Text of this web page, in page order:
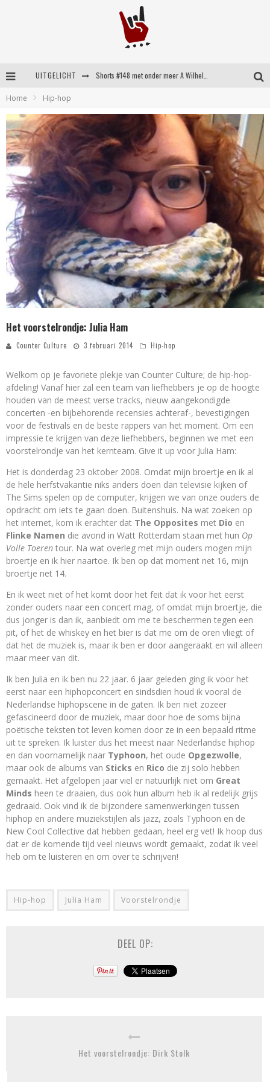
UITGELICHT
Shorts #149 met onder meer No Cure, Eva Under Fire, The Hu en Sleeping With Sirens
Home Hip-hop
Het voorstelrondje: Julia Ham
Counter Culture 3 februari 2014 Hip-hop
Welkom op je favoriete plekje van Counter Culture; de hip-hop-
afdeling! Vanaf hier zal een team van liefhebbers je op de hoogte
houden van de meest verse tracks, nieuw aangekondigde
concerten -en bijbehorende recensies achteraf-, bevestigingen
voor de festivals en de beste rappers van het moment. Om een
impressie te krijgen van deze liefhebbers, beginnen we met een
voorstelrondje van het kernteam. Give it up voor Julia Ham:
Het is donderdag 23 oktober 2008. Omdat mijn broertje en ik al
de hele herfstvakantie niks anders doen dan televisie kijken of
The Sims spelen op de computer, krijgen we van onze ouders de
opdracht om iets te gaan doen. Buitenshuis. Na wat zoeken op
het internet, kom ik erachter dat The Opposites met Dio en
Flinke Namen die avond in Watt Rotterdam staan met hun Op
Volle Toeren tour. Na wat overleg met mijn ouders mogen mijn
broertje en ik hier naartoe. Ik ben op dat moment net 16, mijn
broertje net 14.
En ik weet niet of het komt door het feit dat ik voor het eerst
zonder ouders naar een concert mag, of omdat mijn broertje, die
dus jonger is dan ik, aanbiedt om me te beschermen tegen een
pit, of het de whiskey en het bier is dat me om de oren vliegt of
dat het de muziek is, maar ik ben er door aangeraakt en wil alleen
maar meer van dit.
Ik ben Julia en ik ben nu 22 jaar. 6 jaar geleden ging ik voor het
eerst naar een hiphopconcert en sindsdien houd ik vooral de
Nederlandse hiphopscene in de gaten. Ik ben niet zozeer
gefascineerd door de muziek, maar door hoe de soms bijna
poëtische teksten tot leven komen door ze in een bepaald ritme
uit te spreken. Ik luister dus het meest naar Nederlandse hiphop
en dan voornamelijk naar Typhoon, het oude Opgezwolle,
maar ook de albums van Sticks en Rico die zij solo hebben
gemaakt. Het afgelopen jaar viel er natuurlijk niet om Great
Minds heen te draaien, dus ook hun album heb ik al redelijk grijs
gedraaid. Ook vind ik de bijzondere samenwerkingen tussen
hiphop en andere muziekstijlen als jazz, zoals Typhoon en de
New Cool Collective dat hebben gedaan, heel erg vet! Ik hoop dus
dat er de komende tijd veel nieuws wordt gemaakt, zodat ik veel
heb om te luisteren en om over te schrijven!
Hip-hop Julia Ham Voorstelrondje
DEEL OP:
Het voorstelrondje: Dirk Stolk